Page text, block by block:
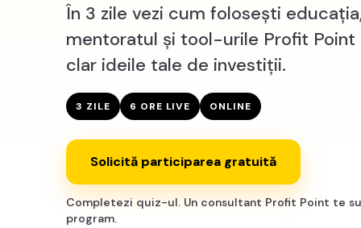
În 3 zile vezi cum folosești
mentoratul și tool-urile Profit Point
clar ideile tale de investiții.
3 ZILE 6 ORE LIVE ONLINE
Solicită participarea gratuită
Completezi quiz-ul. Un consultant Profit Point te
program.